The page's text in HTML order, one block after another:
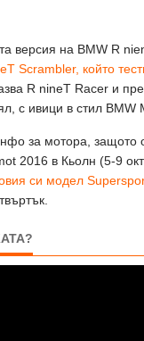
версия на BMW R
Scrambler, който
R nineT Racer и
с ивици в стил BMW
за мотора, защото
2016 в Кьолн (5-9
си модел